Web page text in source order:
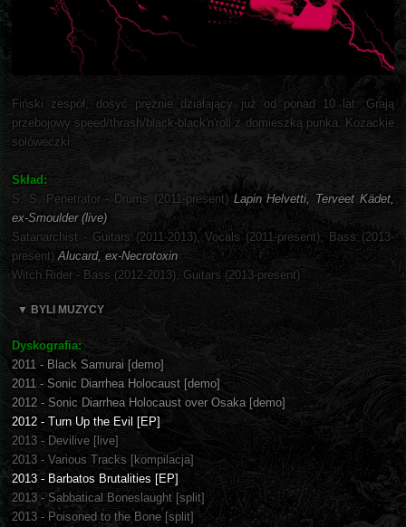
Fiński zespół, dosyć prężnie działający już od ponad 10 lat. Grają
przebojowy speed/thrash/black-black'n'roll z domieszką punka. Kozackie
solóweczki.
Skład:
S. S. Penetrator - Drums (2011-present) Lapin Helvetti, Terveet Kädet,
ex-Smoulder (live)
Satanarchist - Guitars (2011-2013), Vocals (2011-present), Bass (2013-
present) Alucard, ex-Necrotoxin
Witch Rider - Bass (2012-2013), Guitars (2013-present)
▼ BYLI MUZYCY
Dyskografia:
2011 - Black Samurai [demo]
2011 - Sonic Diarrhea Holocaust [demo]
2012 - Sonic Diarrhea Holocaust over Osaka [demo]
2012 - Turn Up the Evil [EP]
2013 - Devilive [live]
2013 - Various Tracks [kompilacja]
2013 - Barbatos Brutalities [EP]
2013 - Sabbatical Boneslaught [split]
2013 - Poisoned to the Bone [split]